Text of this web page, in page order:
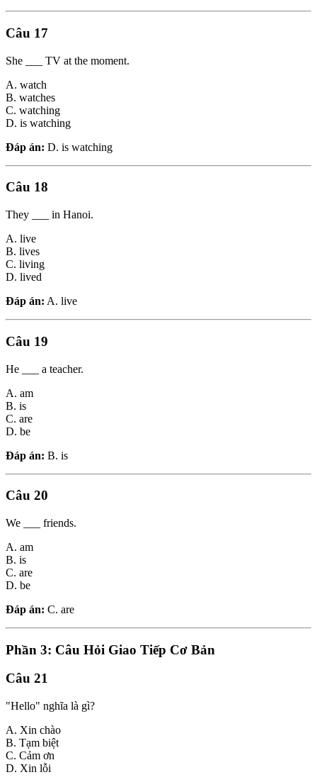
Câu 17
She ___ TV at the moment.
A. watch
B. watches
C. watching
D. is watching
Đáp án: D. is watching
Câu 18
They ___ in Hanoi.
A. live
B. lives
C. living
D. lived
Đáp án: A. live
Câu 19
He ___ a teacher.
A. am
B. is
C. are
D. be
Đáp án: B. is
Câu 20
We ___ friends.
A. am
B. is
C. are
D. be
Đáp án: C. are
Phần 3: Câu Hỏi Giao Tiếp Cơ Bản
Câu 21
"Hello" nghĩa là gì?
A. Xin chào
B. Tạm biệt
C. Cảm ơn
D. Xin lỗi